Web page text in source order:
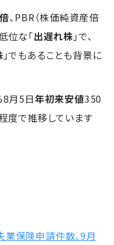
、PBR（株価純資産倍
位な「出遅れ株 」で、
」でもあることも背景に
月5日年初来安値350
度で推移しています
保険申請件数、9月